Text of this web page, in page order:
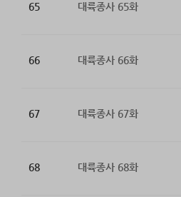
65 대륙종사 65화
66 대륙종사 66화
67 대륙종사 67화
68 대륙종사 68화